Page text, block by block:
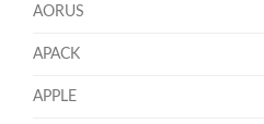
AORUS
APACK
APPLE